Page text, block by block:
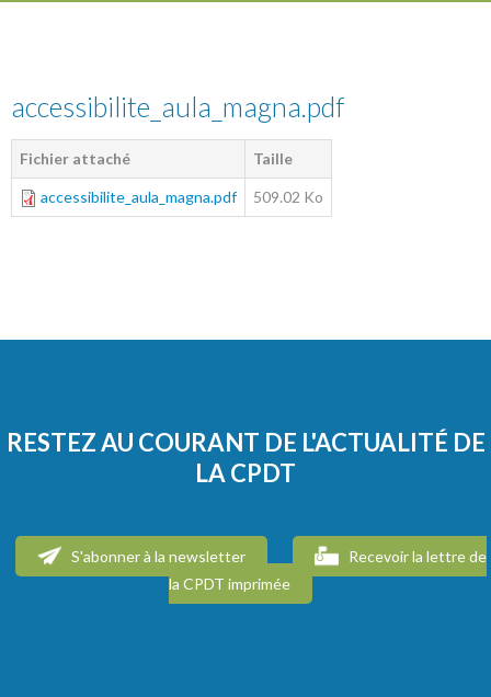
accessibilite_aula_magna.pdf
Fichier attaché Taille
accessibilite_aula_magna.pdf 509.02 Ko
RESTEZ AU COURANT DE L'ACTUALITÉ DE
LA CPDT
S'abonner à la newsletter
Recevoir la lettre de
la CPDT imprimée